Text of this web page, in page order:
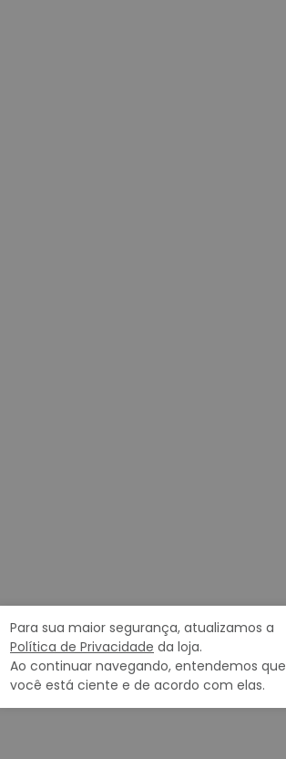
Para sua maior segurança, atualizamos a
Política de Privacidade da loja.
Ao continuar navegando, entendemos que
você está ciente e de acordo com elas.